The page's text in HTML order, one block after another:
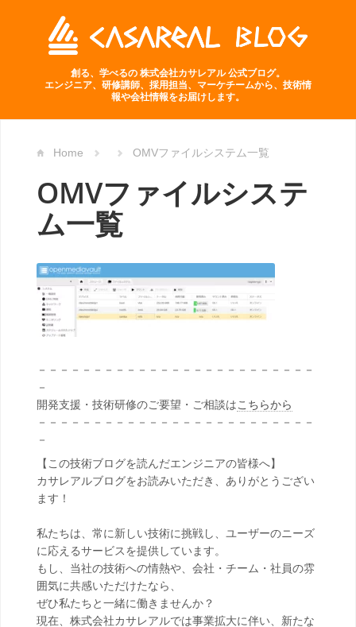
創る、学べるの 株式会社カサレアル 公式ブログ。
エンジニア、研修講師、採用担当、マーケチームから、技術情
報や会社情報をお届けします。
Home OMVファイルシステム一覧
OMVファイルシステ
ム一覧
－－－－－－－－－－－－－－－－－－－－－－－－－
－
開発支援・技術研修のご要望・ご相談はこちらから
－－－－－－－－－－－－－－－－－－－－－－－－－
－
【この技術ブログを読んだエンジニアの皆様へ】
カサレアルブログをお読みいただき、ありがとうござい
ます！
私たちは、常に新しい技術に挑戦し、ユーザーのニーズ
に応えるサービスを提供しています。
もし、当社の技術への情熱や、会社・チーム・社員の雰
囲気に共感いただけたなら、
ぜひ私たちと一緒に働きませんか？
現在、株式会社カサレアルでは事業拡大に伴い、新たな